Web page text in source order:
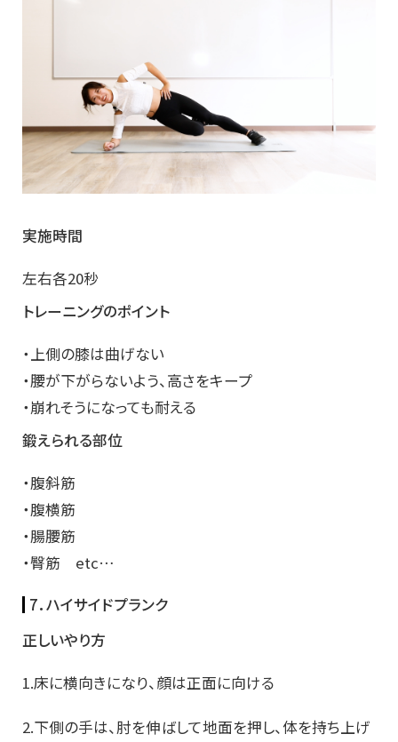
実施時間
左右各20秒
トレーニングのポイント
・上側の膝は曲げない
・腰が下がらないよう、高さをキープ
・崩れそうになっても耐える
鍛えられる部位
・腹斜筋
・腹横筋
・腸腰筋
・臀筋 etc…
7．ハイサイドプランク
正しいやり方
1.床に横向きになり、顔は正面に向ける
2.下側の手は、肘を伸ばして地面を押し、体を持ち上げ